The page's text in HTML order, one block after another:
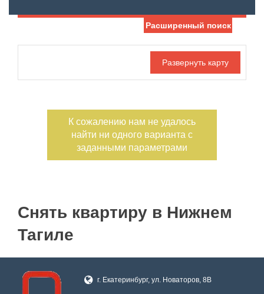
С фото
Отдельный вход
Расширенный поиск
К сожалению нам не удалось
найти ни одного варианта с
заданными параметрами
Снять квартиру в Нижнем
Тагиле
г. Екатеринбург, ул. Новаторов, 8В